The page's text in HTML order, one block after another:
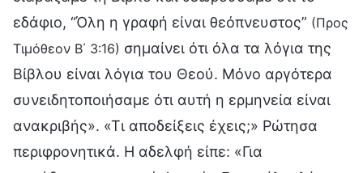
εδάφιο, “Όλη η γραφή είναι θεόπνευστος” (Προς
Τιμόθεον Β΄ 3:16) σημαίνει ότι όλα τα λόγια της
Βίβλου είναι λόγια του Θεού. Μόνο αργότερα
συνειδητοποιήσαμε ότι αυτή η ερμηνεία είναι
ανακριβής». «Τι αποδείξεις έχεις;» Ρώτησα
περιφρονητικά. Η αδελφή είπε: «Για